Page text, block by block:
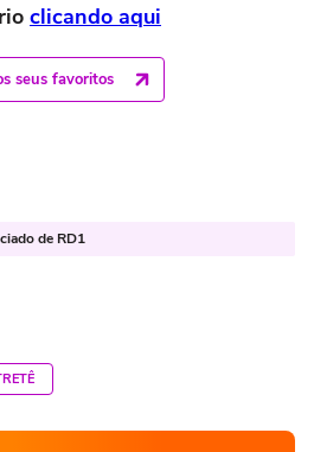
clicando aqui
seus favoritos
de RD1